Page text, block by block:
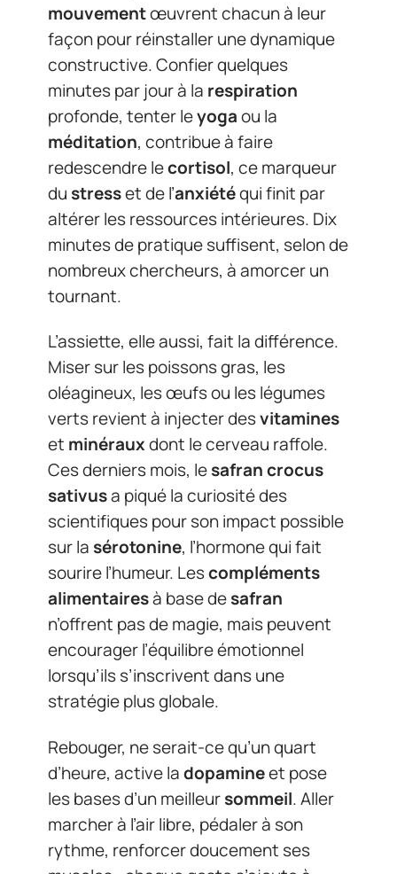
mouvementœuvrent chacun à leur
façon pour réinstaller une dynamique
constructive. Confier quelques
minutes par jour à la respiration
profonde, tenter leyogaou la
méditation, contribue à faire
redescendre lecortisol, ce marqueur
du stresset de l’anxiétéqui finit par
altérer les ressources intérieures. Dix
minutes de pratique suffisent, selon de
nombreux chercheurs, à amorcer un
tournant.
L’assiette, elle aussi, fait la différence.
Miser sur les poissons gras, les
oléagineux, les œufs ou les légumes
verts revient à injecter desvitamines
et minérauxdont le cerveau raffole.
Ces derniers mois, lesafran crocus
sativusa piqué la curiosité des
scientifiques pour son impact possible
sur la sérotonine, l’hormone qui fait
sourire l’humeur. Lescompléments
alimentairesà base desafran
n’offrent pas de magie, mais peuvent
encourager l’équilibre émotionnel
lorsqu’ils s’inscrivent dans une
stratégie plus globale.
Rebouger, ne serait-ce qu’un quart
d’heure, active ladopamineet pose
les bases d’un meilleursommeil. Aller
marcher à l’air libre, pédaler à son
rythme, renforcer doucement ses